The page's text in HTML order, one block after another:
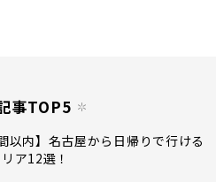
事TOP5
以内】名古屋から日帰りで行ける
ア12選！